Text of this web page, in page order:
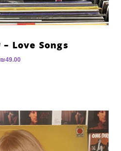
Love Songs – שירי אהבה
₪49.00